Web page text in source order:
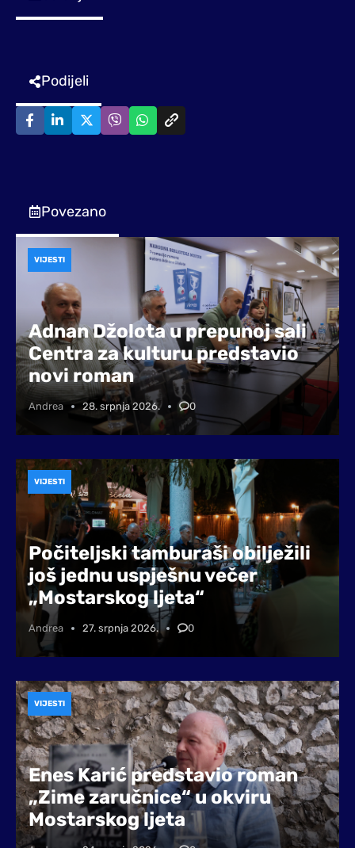
Podijeli
Povezano
Adnan Džolota u prepunoj sali
Centra za kulturu predstavio
novi roman
Andrea 28. srpnja 2026. 0
VIJESTI
Počiteljski tamburaši obilježili
još jednu uspješnu večer
„Mostarskog ljeta“
Andrea 27. srpnja 2026. 0
VIJESTI
Enes Karić predstavio roman
„Zime zaručnice“ u okviru
Mostarskog ljeta
VIJESTI